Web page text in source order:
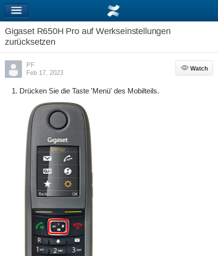
Gigaset R650H Pro auf Werkseinstellungen
zurücksetzen
PF
Feb 17, 2023
Watch
Watch
Drücken Sie die Taste 'Menü' des Mobilteils.